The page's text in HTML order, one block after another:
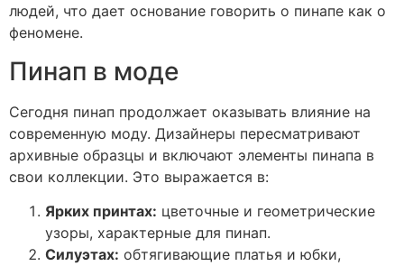
людей, что дает основание говорить о пинапе как о
феномене.
Пинап в моде
Сегодня пинап продолжает оказывать влияние на
современную моду. Дизайнеры пересматривают
архивные образцы и включают элементы пинапа в
свои коллекции. Это выражается в:
Ярких принтах: цветочные и геометрические
узоры, характерные для пинап.
Силуэтах: обтягивающие платья и юбки,